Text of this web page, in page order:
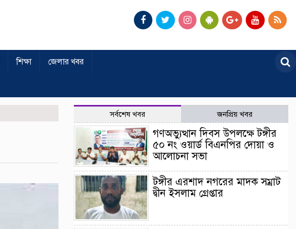
শিক্ষা জেলার খবর
সর্বশেষ খবর জনপ্রিয় খবর
গণঅভ্যুত্থান দিবস উপলক্ষে টঙ্গীর
৫০ নং ওয়ার্ড বিএনপির দোয়া ও
আলোচনা সভা
টঙ্গীর এরশাদ নগরের মাদক সম্রাট
দ্বীন ইসলাম গ্রেপ্তার